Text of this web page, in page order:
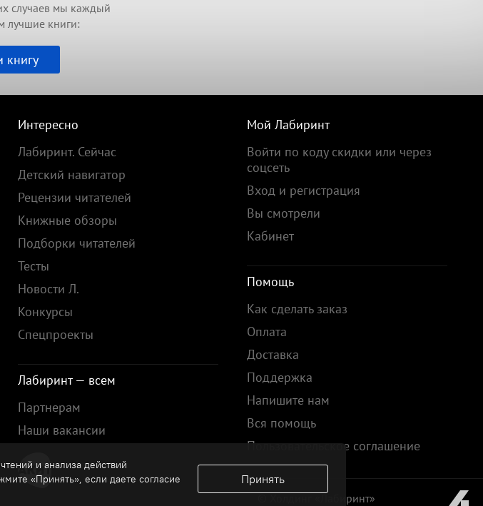
и анализа действий
«Принять», если даете согласие
Принять
случаев мы каждый
лучшие книги:
книгу
Интересно
Лабиринт. Сейчас
Детский навигатор
Рецензии читателей
Книжные обзоры
Подборки читателей
Тесты
Новости Л.
Конкурсы
Спецпроекты
Лабиринт — всем
Партнерам
Наши вакансии
Мой Лабиринт
Войти по коду скидки или через
соцсеть
Вход и регистрация
Вы смотрели
Кабинет
Помощь
Как сделать заказ
Оплата
Доставка
Поддержка
Напишите нам
Вся помощь
Пользовательское соглашение
© Холдинг «Лабиринт»